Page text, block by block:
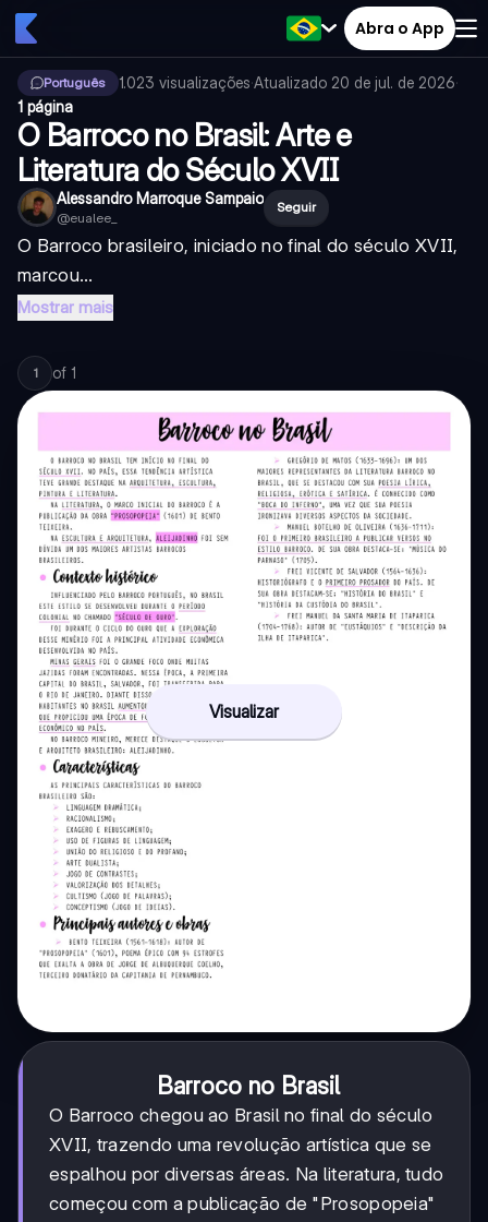
Abra o App
Português 1.023 visualizações·Atualizado 20 de jul. de 2026·
1 página
O Barroco no Brasil: Arte e
Literatura do Século XVII
Alessandro Marroque Sampaio
@eualee_
Seguir
O Barroco brasileiro, iniciado no final do século XVII,
marcou...
Mostrar mais
1 of 1
Visualizar
Barroco no Brasil
O Barroco chegou ao Brasil no final do século
XVII, trazendo uma revolução artística que se
espalhou por diversas áreas. Na literatura, tudo
começou com a publicação de "Prosopopeia"